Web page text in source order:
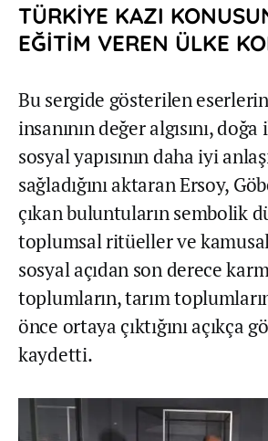
TÜRKİYE KAZI
EĞİTİM VEREN ÜLKE
Bu sergide gösterilen
insanının değer algısını,
sosyal yapısının daha iyi
sağladığını aktaran Ersoy,
çıkan buluntuların sembolik
toplumsal ritüeller ve
sosyal açıdan son derece
toplumların, tarım
önce ortaya çıktığını açıkça
kaydetti.